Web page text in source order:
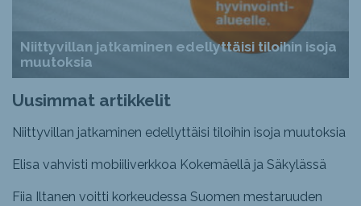
Niittyvillan jatkaminen edellyttäisi tiloihin isoja
muutoksia
Uusimmat artikkelit
Niittyvillan jatkaminen edellyttäisi tiloihin isoja muutoksia
Elisa vahvisti mobiiliverkkoa Kokemäellä ja Säkylässä
Fiia Iltanen voitti korkeudessa Suomen mestaruuden